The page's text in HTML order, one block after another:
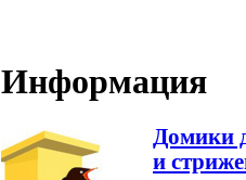
Информация
Домики
и